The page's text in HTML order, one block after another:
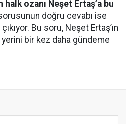
ozanı Neşet Ertaş’a bu
doğru cevabı ise
Bu soru, Neşet Ertaş’ın
bir kez daha gündeme